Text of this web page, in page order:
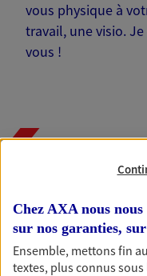
vous physique à
travail, une visio.
vous !
Épargne
Réalisez vos
immobilier, études
Chez AXA nous
sur nos garanties,
Ensemble, mettons fin
textes, plus connus